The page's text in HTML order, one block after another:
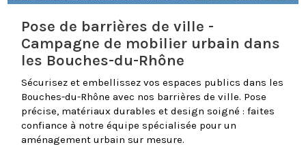
Pose de barrières de ville -
Campagne de mobilier urbain dans
les Bouches-du-Rhône
Sécurisez et embellissez vos espaces publics dans les
Bouches-du-Rhône avec nos barrières de ville. Pose
précise, matériaux durables et design soigné : faites
confiance à notre équipe spécialisée pour un
aménagement urbain sur mesure.